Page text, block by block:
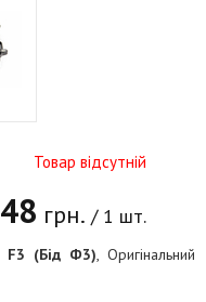
Товар відсутній
грн. / 1 шт.
F3 (Бід Ф3), Оригінальний